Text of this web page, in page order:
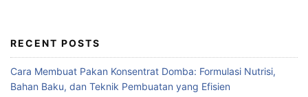
RECENT POSTS
Cara Membuat Pakan Konsentrat Domba: Formulasi Nutrisi,
Bahan Baku, dan Teknik Pembuatan yang Efisien